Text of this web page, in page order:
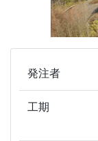
発注者
工期